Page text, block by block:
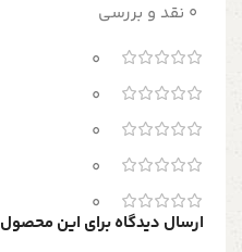
0 نقد و بررسی
0
0
0
0
0
ارسال دیدگاه برای این محصول